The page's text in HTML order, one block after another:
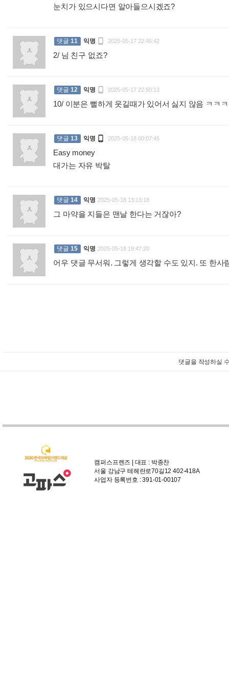
눈치가 있으시다면 알아들으시겠죠?
댓글 11 익명  2025-05-17 22:46:42
2/ 님 친구 없죠?
댓글 12 익명  2025-05-17 22:50:13
10/ 이분은 뻘하게 웃길때가 있어서 싫지 않음 ㅋㅋ
댓글 13 익명  2025-05-18 00:07:45
Easy money
대가는 자유 박탈
댓글 14 익명 2025-05-18 13:13:18
그 마약을 지들은 맨날 한다는 거잖아?
댓글 15 익명 2025-05-18 19:47:20
어우 댓글 무서워. 그렇게 생각할 수도 있지. 또 한사
댓글을 작성하실
캠퍼스프렌즈 | 대표 : 박종찬
서울 강남구 테헤란로70길12 402-418A
사업자 등록번호 : 391-01-00107